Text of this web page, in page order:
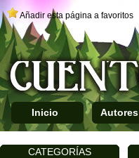
Añadir esta página a favoritos
Inicio Autores
CATEGORÍAS